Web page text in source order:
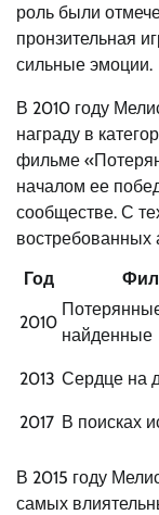
роль были
пронзительная
сильные эмоции.
В 2010 году
награду в
фильме
началом ее
сообществе. С
востребованных
Год
2010
найденные
2013 Сердце на
2017 В поисках
В 2015 году
самых